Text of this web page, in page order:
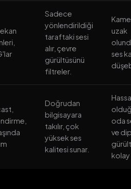
Sadece
yönlendirildiği
taraftaki sesi
alır, çevre
gürültüsünü
filtreler.
uzak
ses
Doğrudan
bilgisayara
takılır, çok
yüksek ses
kalitesi sunar.
oda
ve
kolay